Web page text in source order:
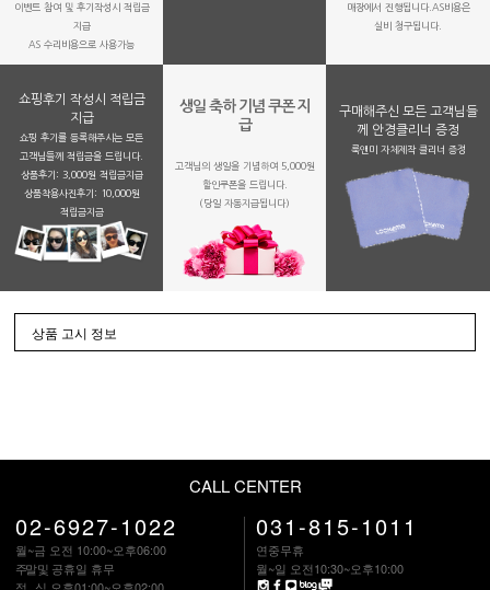
이벤트 참여 및 후기작성시 적립금
지급
AS 수리비용으로 사용가능
매장에서 진행됩니다.AS비용은
실비 청구됩니다.
쇼핑후기 작성시 적립금
지급
쇼핑 후기를 등록해주시는 모든
고객님들께 적립금을 드립니다.
상품후기: 3,000원 적립금지급
상품착용사진후기: 10,000원
적립금지금
생일 축하 기념 쿠폰 지
급
고객님의 생일을 기념하여 5,000원
할인쿠폰을 드립니다.
(당일 자동지급됩니다)
구매해주신 모든 고객님들
께 안경클리너 증정
룩앤미 자체제작 클리너 증정
상품 고시 정보
CALL CENTER
02-6927-1022
월~금 오전 10:00~오후06:00
주말및 공휴일 휴무
점 심 오후01:00~오후02:00
031-815-1011
연중무휴
월~일 오전10:30~오후10:00